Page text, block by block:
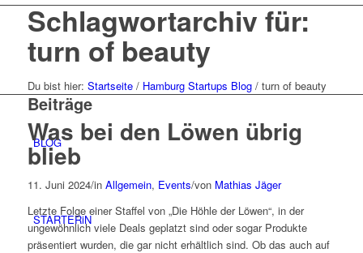
BLOG
STARTERiN
Schlagwortarchiv für:
turn of beauty
Du bist hier: Startseite / Hamburg Startups Blog / turn of beauty
Beiträge
Was bei den Löwen übrig
blieb
11. Juni 2024/in Allgemein, Events/von Mathias Jäger
Letzte Folge einer Staffel von „Die Höhle der Löwen“, in der
ungewöhnlich viele Deals geplatzt sind oder sogar Produkte
präsentiert wurden, die gar nicht erhältlich sind. Ob das auch auf